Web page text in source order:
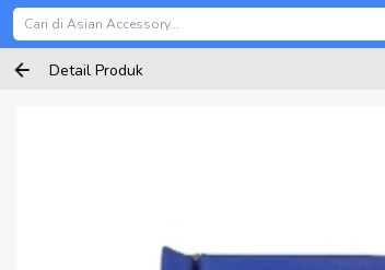
Detail Produk